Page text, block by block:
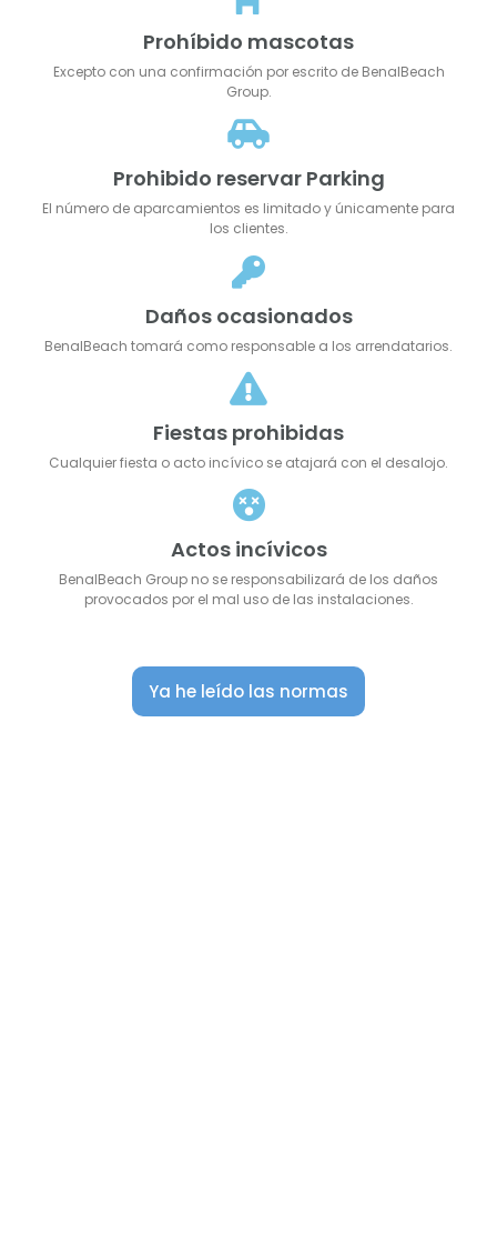
Prohíbido mascotas
Excepto con una confirmación por escrito de BenalBeach
Group.
Prohibido reservar Parking
El número de aparcamientos es limitado y únicamente para
los clientes.
Daños ocasionados
BenalBeach tomará como responsable a los arrendatarios.
Fiestas prohibidas
Cualquier fiesta o acto incívico se atajará con el desalojo.
Actos incívicos
BenalBeach Group no se responsabilizará de los daños
provocados por el mal uso de las instalaciones.
Ya he leído las normas